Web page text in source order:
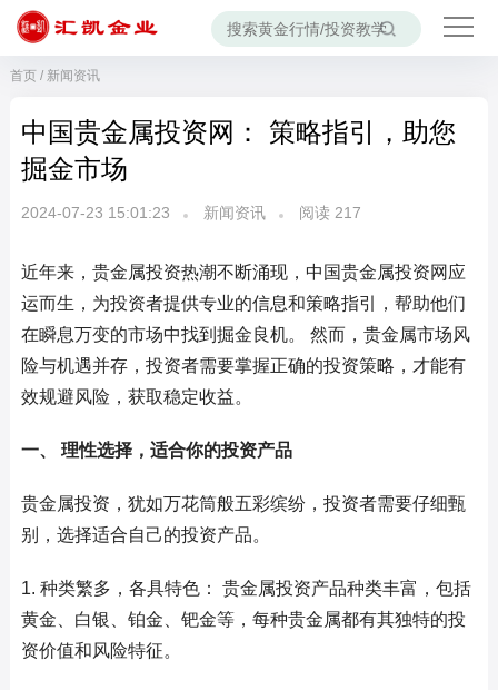
首页/ 新闻资讯
中国贵金属投资网： 策略指引，助您
掘金市场
2024-07-23 15:01:23 新闻资讯 阅读 217
近年来，贵金属投资热潮不断涌现，中国贵金属投资网应
运而生，为投资者提供专业的信息和策略指引，帮助他们
在瞬息万变的市场中找到掘金良机。 然而，贵金属市场风
险与机遇并存，投资者需要掌握正确的投资策略，才能有
效规避风险，获取稳定收益。
一、 理性选择，适合你的投资产品
贵金属投资，犹如万花筒般五彩缤纷，投资者需要仔细甄
别，选择适合自己的投资产品。
1. 种类繁多，各具特色： 贵金属投资产品种类丰富，包括
黄金、白银、铂金、钯金等，每种贵金属都有其独特的投
资价值和风险特征。